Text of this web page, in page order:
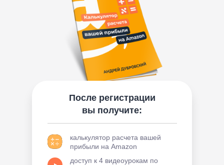
калькулятор расчета вашей
прибыли на Amazon
После регистрации
вы получите:
доступ к 4 видеоурокам по